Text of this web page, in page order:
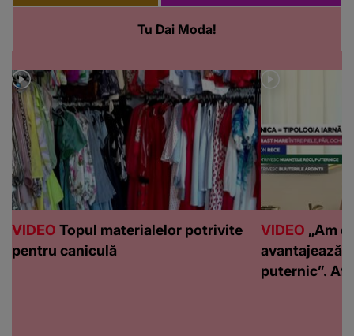
Tu Dai Moda!
VIDEO Topul materialelor potrivite
pentru caniculă
VIDEO „Am
avantajează
puternic”.